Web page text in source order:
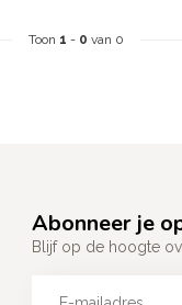
Toon 1 - 0 van 0
Abonneer je
Blijf op de hoogte